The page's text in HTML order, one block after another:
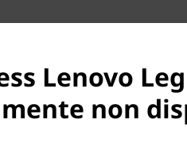
Che cosa è
Cuffie da gioco
Cavo di ricarica
4 poli da 3,5 mm
Lenovo
non